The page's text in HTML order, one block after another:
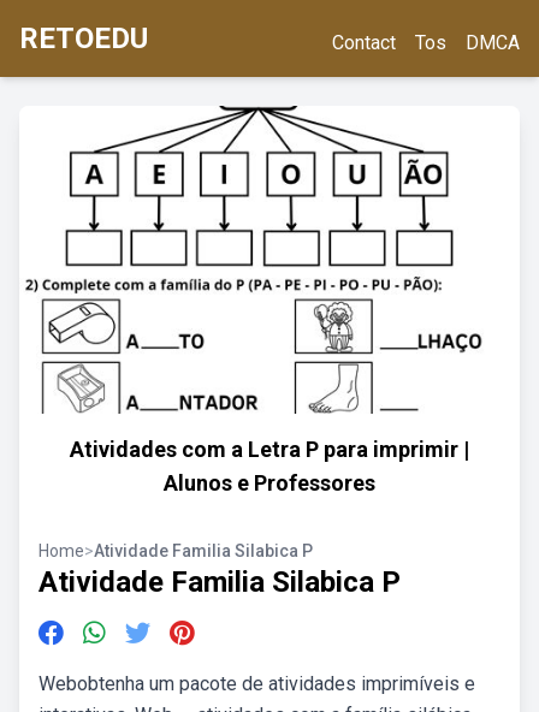
RETOEDU Contact Tos DMCA
Atividades com a Letra P para imprimir |
Alunos e Professores
Home>Atividade Familia Silabica P
Atividade Familia Silabica P
Webobtenha um pacote de atividades imprimíveis e